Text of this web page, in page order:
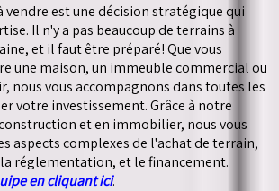
vendre est une décision stratégique qui
Il n'y a pas beaucoup de terrains à
et il faut être préparé! Que vous
une maison, un immeuble commercial ou
nous vous accompagnons dans toutes les
votre investissement. Grâce à notre
et en immobilier, nous vous
aspects complexes de l'achat de terrain,
réglementation, et le financement.
en cliquant ici.